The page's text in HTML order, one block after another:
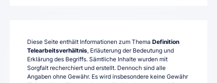
Diese Seite enthält Informationen zum Thema Definition
Telearbeitsverhältnis, Erläuterung der Bedeutung und
Erklärung des Begriffs. Sämtliche Inhalte wurden mit
Sorgfalt recherchiert und erstellt. Dennoch sind alle
Angaben ohne Gewähr. Es wird insbesondere keine Gewähr